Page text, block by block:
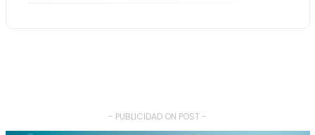
- PUBLICIDAD ON POST -